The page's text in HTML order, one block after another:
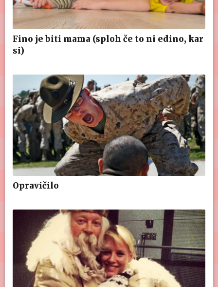
Fino je biti mama (sploh če to ni edino, kar
si)
Opravičilo